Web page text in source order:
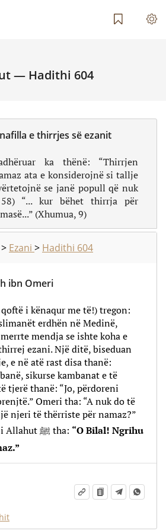
— Hadithi 604
e thirrjes së ezanit
ka thënë: “Thirrjen
ata e konsiderojnë si tallje
se janë popull që nuk
58) “... kur bëhet thirrja për
(Xhumua, 9)
> Ezani > Hadithi 604
ibn Omeri
i kënaqur me të!) tregon:
erdhën në Medinë,
mendja se ishte koha e
ezani. Një ditë, biseduan
e në atë rast disa thanë:
sikurse kambanat e të
tjerë thanë: “Jo, përdoreni
Omeri tha: “A nuk do të
njeri të thërriste për namaz?”
Atëherë i Dërguari i Allahut ﷺ tha: “O Bilal! Ngrihu